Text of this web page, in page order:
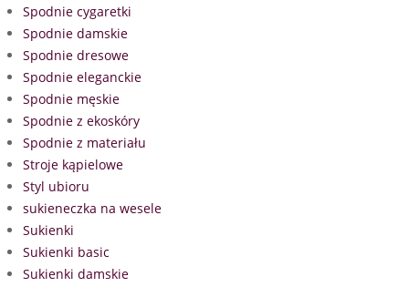
Spodnie cygaretki
Spodnie damskie
Spodnie dresowe
Spodnie eleganckie
Spodnie męskie
Spodnie z ekoskóry
Spodnie z materiału
Stroje kąpielowe
Styl ubioru
sukieneczka na wesele
Sukienki
Sukienki basic
Sukienki damskie